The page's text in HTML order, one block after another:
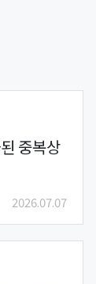
중복상
2026.07.07